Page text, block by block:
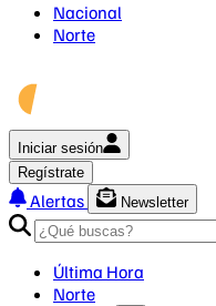
Nacional
Norte
Iniciar sesión
Regístrate
Alertas
Newsletter
Última Hora
Norte